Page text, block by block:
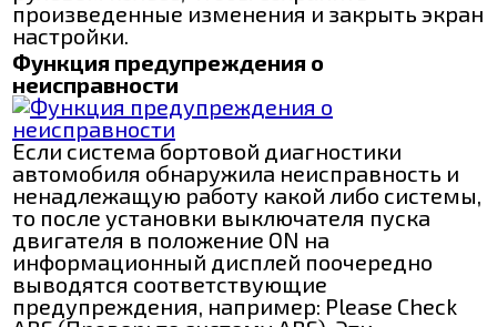
произведенные изменения и закрыть экран
настройки.
Функция предупреждения о
неисправности
Если система бортовой диагностики
автомобиля обнаружила неисправность и
ненадлежащую работу какой либо системы,
то после установки выключателя пуска
двигателя в положение ON на
информационный дисплей поочередно
выводятся соответствующие
предупреждения, например: Please Check